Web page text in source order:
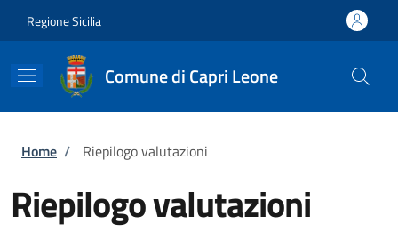
Regione Sicilia
Comune di Capri Leone
Briciole di pane
Home / Riepilogo valutazioni
Riepilogo valutazioni